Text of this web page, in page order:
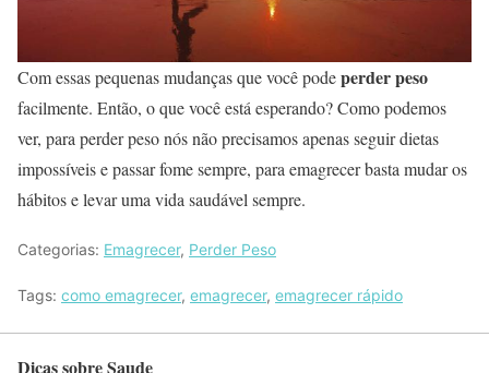
Com essas pequenas mudanças que você podeperder peso
facilmente. Então, o que você está esperando? Como podemos
ver, para perder peso nós não precisamos apenas seguir dietas
impossíveis e passar fome sempre, para emagrecer basta mudar os
hábitos e levar uma vida saudável sempre.
Categorias: Emagrecer, Perder Peso
Tags: como emagrecer, emagrecer, emagrecer rápido
Dicas sobre Saude